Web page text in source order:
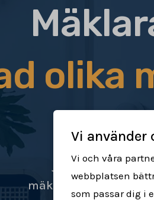
olika
Jämför
mäklararvoden
Se
Vi använder
Vi och våra
webbplatsen
som passar dig i